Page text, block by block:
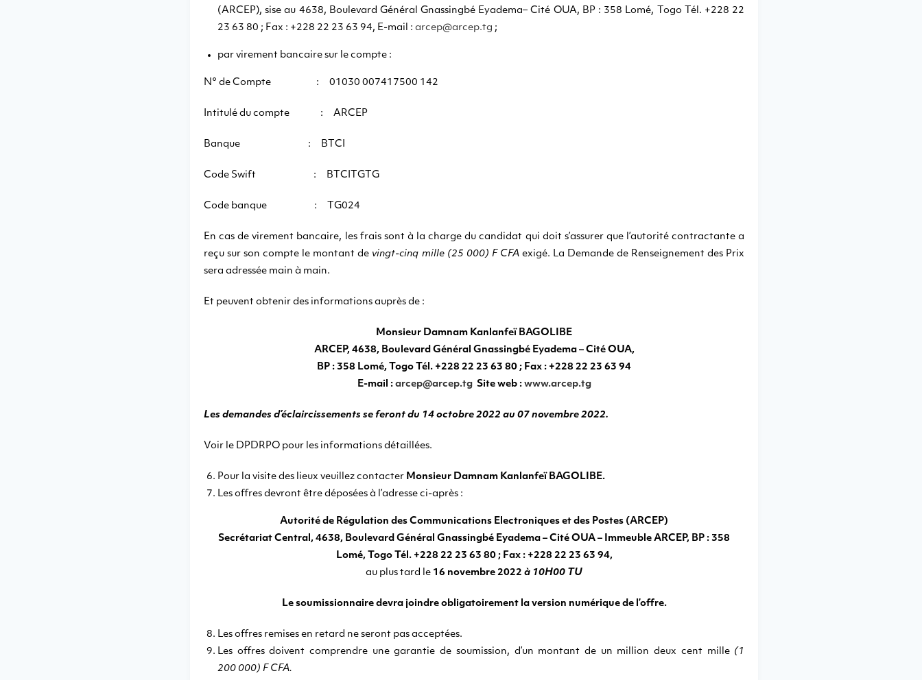
(ARCEP), sise au 4638, Boulevard Général Gnassingbé Eyadema– Cité OUA, BP : 358 Lomé, Togo Tél. +228 22
23 63 80 ; Fax : +228 22 23 63 94, E-mail : arcep@arcep.tg ;
par virement bancaire sur le compte :
N° de Compte : 01030 007417500 142
Intitulé du compte : ARCEP
Banque : BTCI
Code Swift : BTCITGTG
Code banque : TG024
En cas de virement bancaire, les frais sont à la charge du candidat qui doit s’assurer que l’autorité contractante a
reçu sur son compte le montant de vingt-cinq mille (25 000) F CFAexigé. La Demande de Renseignement des Prix
sera adressée main à main.
Et peuvent obtenir des informations auprès de :
Monsieur Damnam Kanlanfeï BAGOLIBE
ARCEP, 4638, Boulevard Général Gnassingbé Eyadema – Cité OUA,
BP : 358 Lomé, Togo Tél. +228 22 23 63 80 ; Fax : +228 22 23 63 94
E-mail : arcep@arcep.tgSite web : www.arcep.tg
Les demandes d’éclaircissements se feront du 14 octobre 2022 au 07 novembre 2022.
Voir le DPDRPO pour les informations détaillées.
Pour la visite des lieux veuillez contacter Monsieur Damnam Kanlanfeï BAGOLIBE.
Les offres devront être déposées à l’adresse ci-après :
Autorité de Régulation des Communications Electroniques et des Postes (ARCEP)
Secrétariat Central, 4638, Boulevard Général Gnassingbé Eyadema – Cité OUA – Immeuble ARCEP, BP : 358
Lomé, Togo Tél. +228 22 23 63 80 ; Fax : +228 22 23 63 94,
au plus tard le 16 novembre 2022 à 10H00 TU
Le soumissionnaire devra joindre obligatoirement la version numérique de l’offre.
Les offres remises en retard ne seront pas acceptées.
Les offres doivent comprendre une garantie de soumission, d’un montant de un million deux cent mille(1
200 000) F CFA.